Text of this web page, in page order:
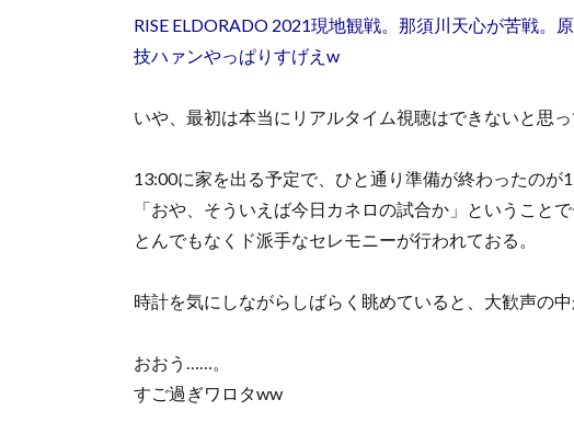
RISE ELDORADO 2021現地観戦。那須川天心が苦戦。
技ハァンやっぱりすげえw
いや、最初は本当にリアルタイム視聴はできないと思
13:00に家を出る予定で、ひと通り準備が終わったのが
「おや、そういえば今日カネロの試合か」ということ
とんでもなくド派手なセレモニーが行われておる。
時計を気にしながらしばらく眺めていると、大歓声の中
おおう……。
すご過ぎワロタww